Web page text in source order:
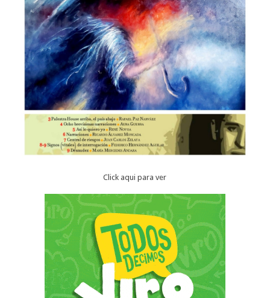
Click aqui para ver